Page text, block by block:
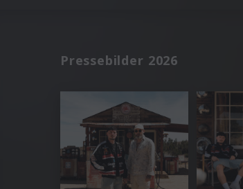
Pressebilder 2026